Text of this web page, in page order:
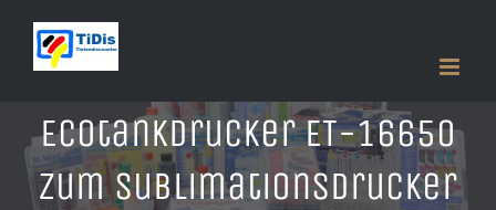
Inhalt
Ecotankdrucker ET-16650
zum Sublimationsdrucker